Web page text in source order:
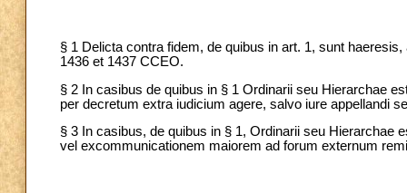
§ 1 Delicta contra fidem, de quibus in art. 1, sunt
1436 et 1437 CCEO.
§ 2 In casibus de quibus in § 1 Ordinarii seu Hierarchae
per decretum extra iudicium agere, salvo iure appellandi
§ 3 In casibus, de quibus in § 1, Ordinarii seu Hierarchae
vel excommunicationem maiorem ad forum externum